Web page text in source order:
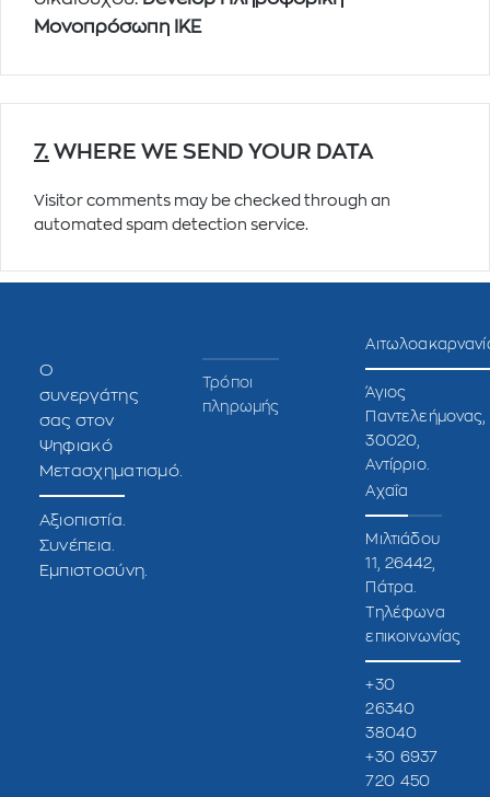
Μονοπρόσωπη ΙΚΕ
7. WHERE WE SEND YOUR DATA
Visitor comments may be checked through an
automated spam detection service.
O
συνεργάτης
σας στον
Ψηφιακό
Μετασχηματισμό.
Αξιοπιστία.
Συνέπεια.
Εμπιστοσύνη.
Τρόποι
πληρωμής
Άγιος
Παντελεήμονας,
30020,
Αντίρριο.
Αχαΐα
Μιλτιάδου
11, 26442,
Πάτρα.
Τηλέφωνα
επικοινωνίας
+30
26340
38040
+30 6937
720 450